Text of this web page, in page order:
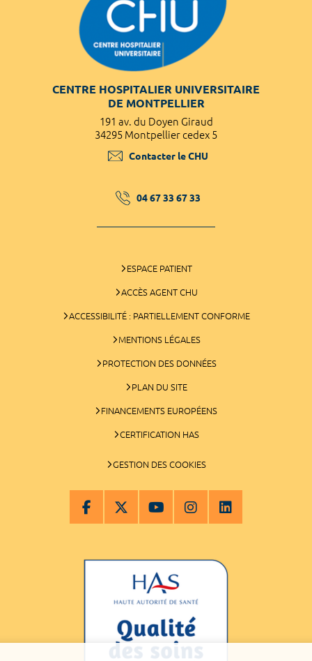
CENTRE HOSPITALIER UNIVERSITAIRE
DE MONTPELLIER
191 av. du Doyen Giraud
34295 Montpellier cedex 5
Contacter le CHU
04 67 33 67 33
ESPACE PATIENT
ACCÈS AGENT CHU
ACCESSIBILITÉ : PARTIELLEMENT CONFORME
MENTIONS LÉGALES
PROTECTION DES DONNÉES
PLAN DU SITE
FINANCEMENTS EUROPÉENS
CERTIFICATION HAS
GESTION DES COOKIES